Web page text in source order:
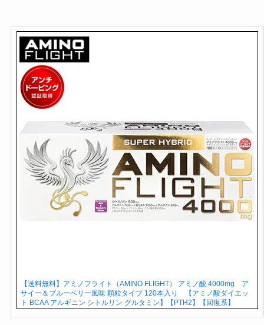
【送料無料】アミノフライト（AMINO FLIGHT） アミノ酸 4000mg ア
サイー＆ブルーベリー風味 顆粒タイプ 120本入り 【アミノ酸ダイエッ
ト BCAA アルギニン シトルリン グルタミン】【PTH2】【回復系】